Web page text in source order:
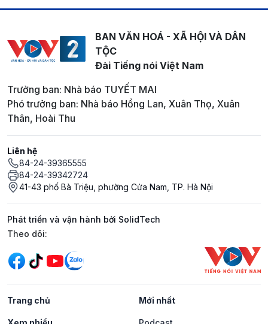
BAN VĂN HOÁ - XÃ HỘI VÀ DÂN
TỘC
Đài Tiếng nói Việt Nam
Trưởng ban: Nhà báo TUYẾT MAI
Phó trưởng ban: Nhà báo Hồng Lan, Xuân Thọ, Xuân
Thân, Hoài Thu
Liên hệ
84-24-39365555
84-24-39342724
41-43 phố Bà Triệu, phường Cửa Nam, TP. Hà Nội
Phát triển và vận hành bởi SolidTech
Mạng xã hội
Theo dõi:
Trang chủ Mới nhất